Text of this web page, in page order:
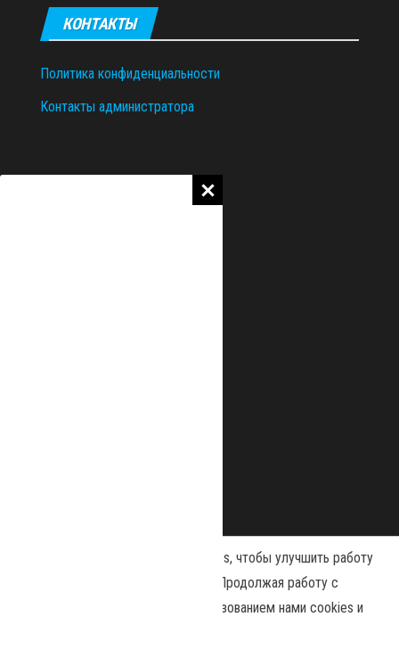
КОНТАКТЫ
Политика конфиденциальности
Контакты администратора
Наш сайт использует файлы cookies, чтобы улучшить работу
и повысить эффективность сайта. Продолжая работу с
сайтом, вы соглашаетесь с использованием нами cookies и